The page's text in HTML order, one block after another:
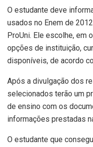
O estudante deve
usados no Enem de
ProUni. Ele escolhe, em
opções de instituição,
disponíveis, de acordo
Após a divulgação dos
selecionados terão um
de ensino com os
informações prestadas
O estudante que